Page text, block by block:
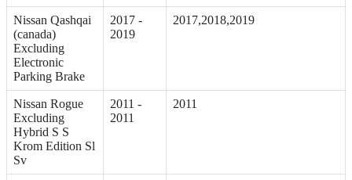
Nissan Qashqai
(canada)
Excluding
Electronic
Parking Brake
2017 -
2019
2017,2018,2019
Nissan Rogue
Excluding
Hybrid S S
Krom Edition Sl
Sv
2011 -
2011
2011